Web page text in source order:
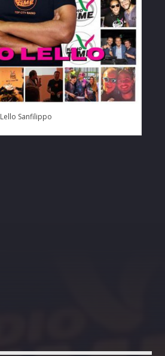
Lello Sanfilippo